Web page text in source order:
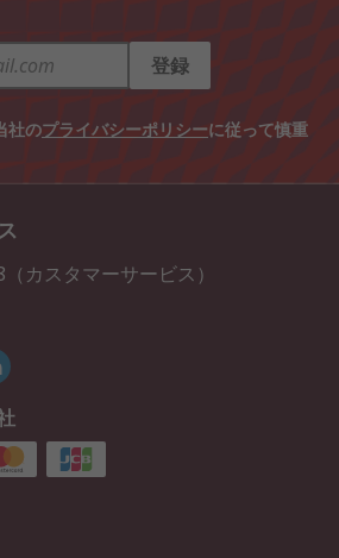
登録
社のプライバシーポリシーに従って慎重
カスタマーサービス）